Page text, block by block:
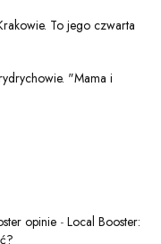
To jego czwarta
"Mama i
opinie - Local Booster: